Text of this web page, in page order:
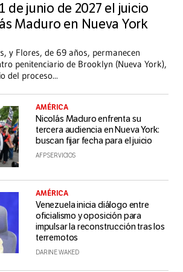
de junio de 2027 el juicio
Maduro en Nueva York
y Flores, de 69 años, permanecen
penitenciario de Brooklyn (Nueva York),
del proceso...
AMÉRICA
Nicolás Maduro enfrenta su
tercera audiencia en Nueva York:
buscan fijar fecha para el juicio
AFP SERVICIOS
AMÉRICA
Venezuela inicia diálogo entre
oficialismo y oposición para
impulsar la reconstrucción tras los
terremotos
DARINE WAKED